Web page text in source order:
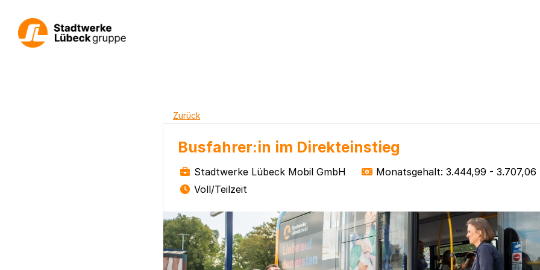
Zurück
Busfahrer:in im Direkteinstieg
Stadtwerke Lübeck Mobil GmbH
Voll/Teilzeit
Monatsgehalt: 3.444,99 - 3.707,06